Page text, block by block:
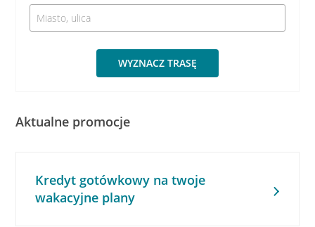
WYZNACZ TRASĘ
Aktualne promocje
Kredyt gotówkowy na twoje
wakacyjne plany